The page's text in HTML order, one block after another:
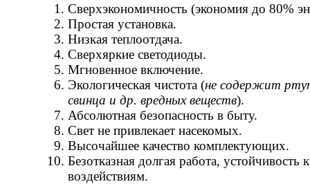
Сверхэкономичность (экономия до 80%
Простая установка.
Низкая теплоотдача.
Сверхяркие светодиоды.
Мгновенное включение.
Экологическая чистота (не содержит
свинца и др. вредных веществ).
Абсолютная безопасность в быту.
Свет не привлекает насекомых.
Высочайшее качество комплектующих.
Безотказная долгая работа, устойчивость к
воздействиям.